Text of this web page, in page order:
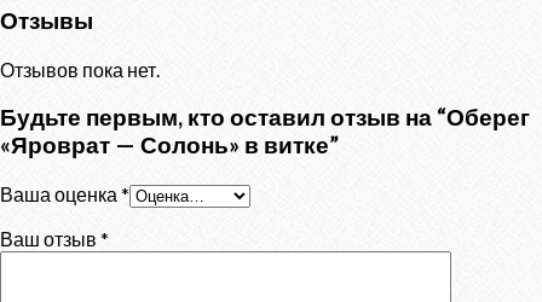
Отзывы
Отзывов пока нет.
Будьте первым, кто оставил отзыв на “Оберег
«Яроврат — Солонь» в витке”
Ваша оценка *
Ваш отзыв *